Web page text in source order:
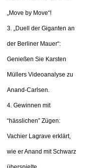
„Move by Move“!
3. „Duell der Giganten an
der Berliner Mauer“:
Genießen Sie Karsten
Müllers Videoanalyse zu
Anand-Carlsen.
4. Gewinnen mit
“hässlichen” Zügen:
Vachier Lagrave erklärt,
wie er Anand mit Schwarz